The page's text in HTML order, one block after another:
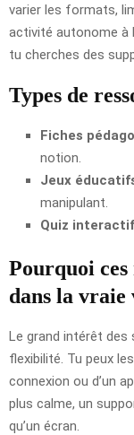
varier les formats,
activité autonome à
tu cherches des
Types de
Fiches
notion.
Jeux
manipulant.
Quiz
Pourquoi ces
dans la vraie
Le grand intérêt des
flexibilité. Tu peux
connexion ou d’un
plus calme, un
qu’un écran.